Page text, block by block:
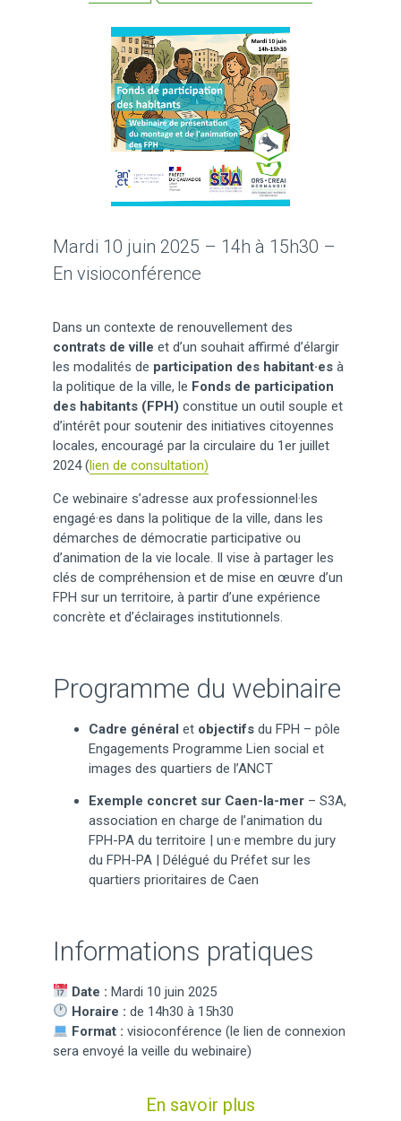
Mardi 10 juin 2025 – 14h à 15h30 –
En visioconférence
Dans un contexte de renouvellement des
contrats de ville et d’un souhait affirmé d’élargir
les modalités de participation des habitant·es à
la politique de la ville, le Fonds de participation
des habitants (FPH) constitue un outil souple et
d’intérêt pour soutenir des initiatives citoyennes
locales, encouragé par la circulaire du 1er juillet
2024 (lien de consultation)
Ce webinaire s’adresse aux professionnel·les
engagé·es dans la politique de la ville, dans les
démarches de démocratie participative ou
d’animation de la vie locale. Il vise à partager les
clés de compréhension et de mise en œuvre d’un
FPH sur un territoire, à partir d’une expérience
concrète et d’éclairages institutionnels.
Programme du webinaire
Cadre général et objectifs du FPH – pôle
Engagements Programme Lien social et
images des quartiers de l’ANCT
Exemple concret sur Caen-la-mer – S3A,
association en charge de l’animation du
FPH-PA du territoire | un·e membre du jury
du FPH-PA | Délégué du Préfet sur les
quartiers prioritaires de Caen
Informations pratiques
Date : Mardi 10 juin 2025
Horaire : de 14h30 à 15h30
Format : visioconférence (le lien de connexion
sera envoyé la veille du webinaire)
En savoir plus